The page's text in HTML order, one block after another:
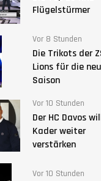
Flügelstürmer
Vor 8 Stunden
Die Trikots der
Lions für die
Saison
Vor 10 Stunden
Der HC Davos
Kader weiter
verstärken
Vor 10 Stunden